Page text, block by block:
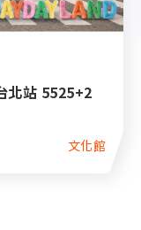
文化館